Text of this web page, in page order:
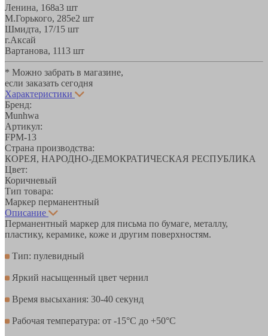
Ленина, 168а3 шт
М.Горького, 285е2 шт
Шмидта, 17/1 5 шт
г.Аксай
Вартанова, 1113 шт
* Можно забрать в магазине,
если заказать сегодня
Характеристики
Бренд:
Munhwa
Артикул:
FPM-13
Страна производства:
КОРЕЯ, НАРОДНО-ДЕМОКРАТИЧЕСКАЯ РЕСПУБЛИКА
Цвет:
Коричневый
Тип товара:
Маркер перманентный
Описание
Перманентный маркер для письма по бумаге, металлу,
пластику, керамике, коже и другим поверхностям.
Тип: пулевидный
Яркий насыщенный цвет чернил
Время высыхания: 30-40 секунд
Рабочая температура: от -15°С до +50°С